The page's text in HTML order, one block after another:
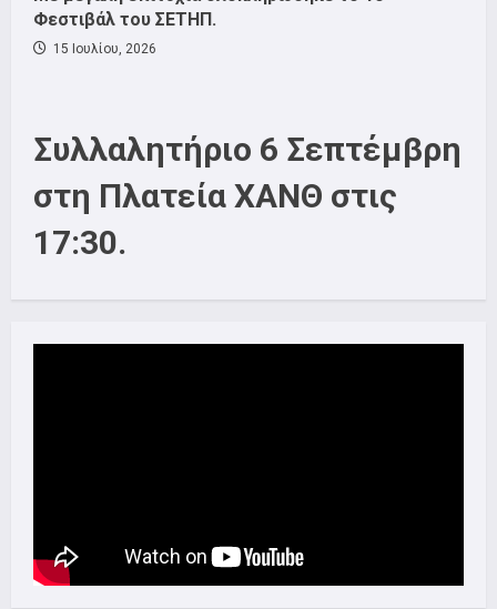
Φεστιβάλ του ΣΕΤΗΠ.
15 Ιουλίου, 2026
Συλλαλητήριο 6 Σεπτέμβρη
στη Πλατεία ΧΑΝΘ στις
17:30.